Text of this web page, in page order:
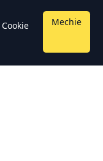
Cookie
Mechie